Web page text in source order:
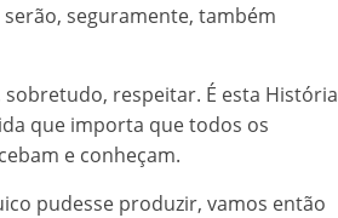
seguramente, também
respeitar. É esta História
que importa que todos os
e conheçam.
pudesse produzir, vamos então